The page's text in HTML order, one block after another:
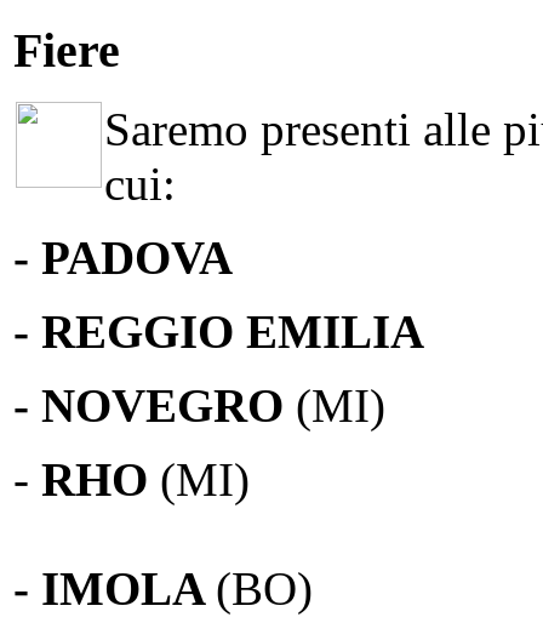
Fiere
Saremo presenti alle
cui:
- PADOVA
- REGGIO EMILIA
- NOVEGRO (MI)
- RHO (MI)
- IMOLA (BO)